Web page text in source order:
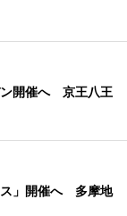
ン開催へ 京王八王
ス」開催へ 多摩地